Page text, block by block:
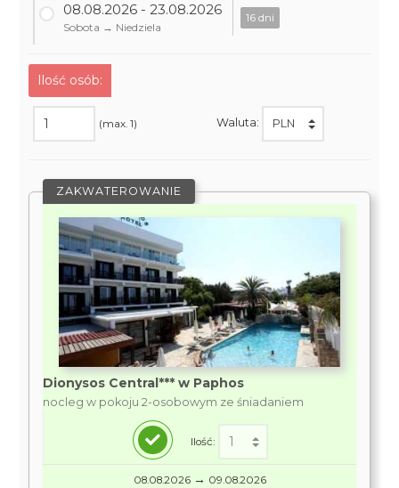
08.08.2026 - 23.08.2026
Sobota → Niedziela
16 dni
Ilość osób:
(max. 1) Waluta:
ZAKWATEROWANIE
Dionysos Central*** w Paphos
nocleg w pokoju 2-osobowym ze śniadaniem
Ilość:
08.08.2026 → 09.08.2026